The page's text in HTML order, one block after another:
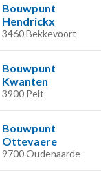
Bouwpunt
Hendrickx
3460 Bekkevoort
Bouwpunt
Kwanten
3900 Pelt
Bouwpunt
Ottevaere
9700 Oudenaarde